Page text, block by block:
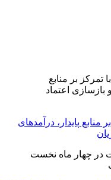
منابع پایدار، درآمدهای